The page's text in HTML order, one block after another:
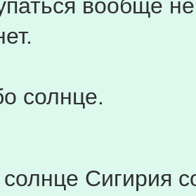
вообще не
солнце.
Сигирия